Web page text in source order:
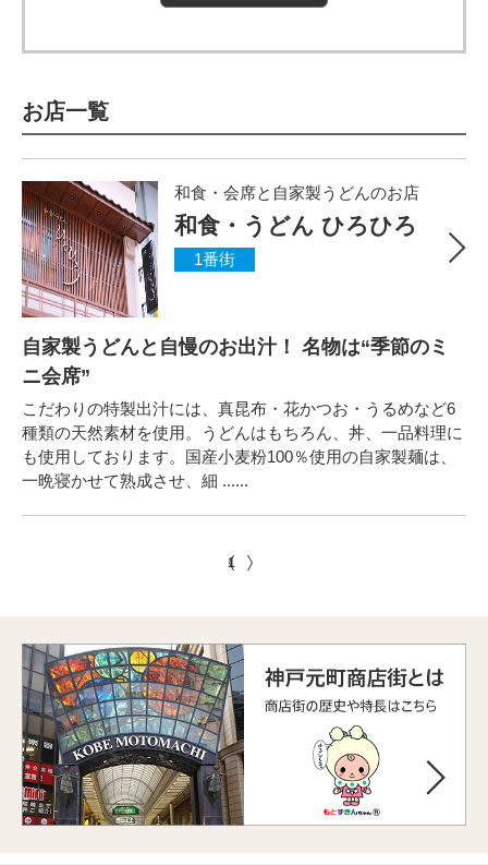
お店一覧
和食・会席と自家製うどんのお店
和食・うどん ひろひろ
1番街
自家製うどんと自慢のお出汁！ 名物は“季節のミ
ニ会席”
こだわりの特製出汁には、真昆布・花かつお・うるめなど6
種類の天然素材を使用。うどんはもちろん、丼、一品料理に
も使用しております。国産小麦粉100％使用の自家製麺は、
一晩寝かせて熟成させ、細 ......
1